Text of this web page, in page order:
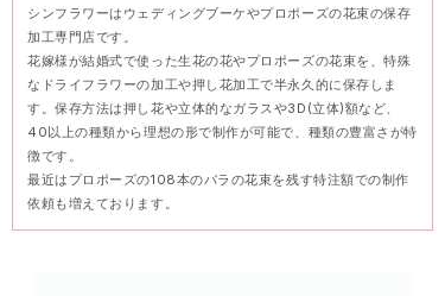
シンフラワーはウェディングブーケやプロポーズの花束の保存
加工専門店です。
花嫁様が結婚式で使った生花の花やプロポーズの花束を、特殊
なドライフラワーの加工や押し花加工で半永久的に保存しま
す。保存方法は押し花や立体的なガラスや3D(立体)額など、
40以上の種類から理想の形で制作が可能で、種類の豊富さが特
徴です。
最近はプロポーズの108本のバラの花束を残す特注額での制作
依頼も増えております。